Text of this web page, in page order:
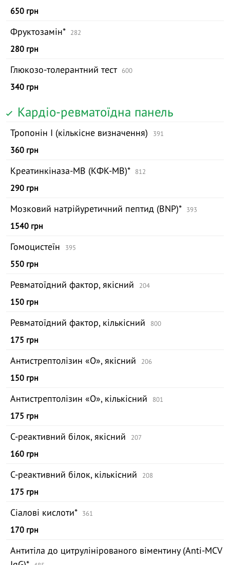
650 грн
Фруктозамін* 282
280 грн
Глюкозо-толерантний тест 600
340 грн
Кардіо-ревматоїдна панель
Тропонін I (кількісне визначення) 391
360 грн
Креатинкіназа-МВ (КФК-МВ)* 812
290 грн
Мозковий натрійуретичний пептид (BNP)* 393
1540 грн
Гомоцистеїн 395
550 грн
Ревматоїдний фактор, якісний 204
150 грн
Ревматоїдний фактор, кількісний 800
175 грн
Антистрептолізин «О», якісний 206
150 грн
Антистрептолізин «О», кількісний 801
175 грн
С-реактивний білок, якісний 207
160 грн
С-реактивний білок, кількісний 208
175 грн
Сіалові кислоти* 361
170 грн
Антитіла до цитрулінірованого віментину (Anti-MCV